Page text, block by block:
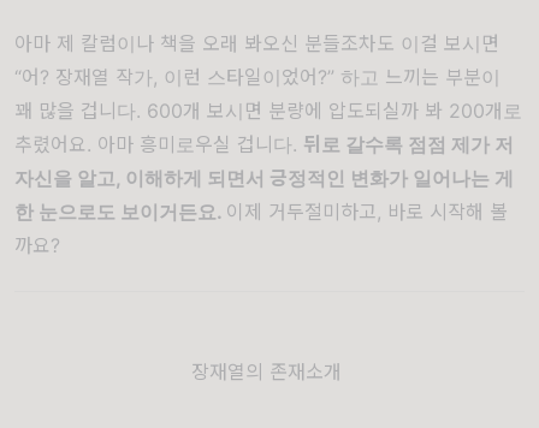
아마 제 칼럼이나 책을 오래 봐오신 분들조차도 이걸 보시면
“어? 장재열 작가, 이런 스타일이었어?” 하고 느끼는 부분이
꽤 많을 겁니다. 600개 보시면 분량에 압도되실까 봐 200개로
추렸어요. 아마 흥미로우실 겁니다. 뒤로 갈수록 점점 제가 저
자신을 알고, 이해하게 되면서 긍정적인 변화가 일어나는 게
한 눈으로도 보이거든요. 이제 거두절미하고, 바로 시작해 볼
까요?
장재열의 존재소개